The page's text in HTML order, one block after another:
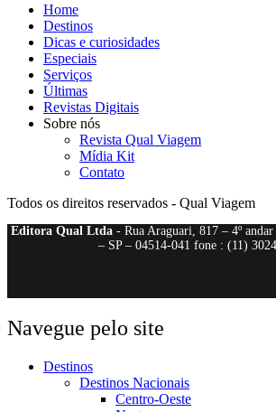
Home
Destinos
Dicas e curiosidades
Especiais
Serviços
Últimas
Revistas Digitais
Sobre nós
Revista Qual Viagem
Mídia Kit
Contato
Todos os direitos reservados - Qual Viagem
Editora Qual Ltda- Rua Araguari, 817 – 4º andar
– SP – 04514-041 fone : (11)
Navegue pelo site
Destinos
Destinos Nacionais
Centro-Oeste